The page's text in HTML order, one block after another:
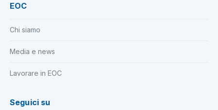
EOC
Chi siamo
Media e news
Lavorare in EOC
Seguici su